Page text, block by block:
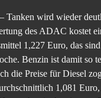
Tanken wird wieder
des ADAC kostet
1,227 Euro, das
Benzin ist damit so
die Preise für Diesel
1,081 Euro,